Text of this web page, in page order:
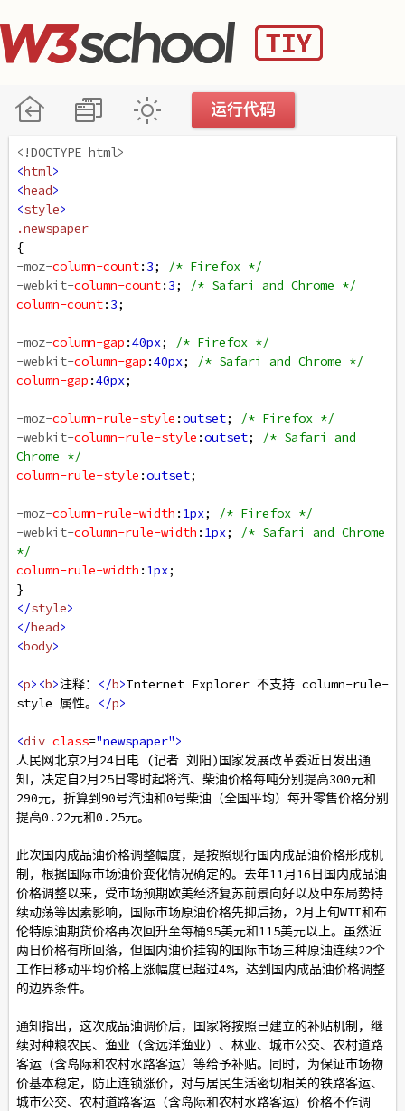
<!DOCTYPE html>
<html>
<head>
<style>
.newspaper
{
-moz-column-count: 3;
/* Firefox */
-webkit-column-count: 3;
/* Safari and Chrome */
column-count: 3;
-moz-column-gap :40px;
/* Firefox */
-webkit-column-gap :40px;
/* Safari and Chrome */
column-gap :40px;
-moz-column-rule-style :outset;
/* Firefox */
-webkit-column-rule-style :outset;
/* Safari and
Chrome */
column-rule-style :outset;
-moz-column-rule-width : 1px;
/* Firefox */
-webkit-column-rule-width : 1px;
/* Safari and Chrome
*/
column-rule-width : 1px;
}
</style>
</head>
<body>
<p><b>注释： </b>Internet Explorer 不支持 column-rule-
style 属性。
</p>
<div class="newspaper">
人民网北京2月24日电 (记者 刘阳)国家发展改革委近日发出通
知，决定自2月25日零时起将汽、柴油价格每吨分别提高300元和
290元，折算到90号汽油和0号柴油（全国平均）每升零售价格分别
提高0.22元和0.25元。
此次国内成品油价格调整幅度，是按照现行国内成品油价格形成机
制，根据国际市场油价变化情况确定的。去年11月16日国内成品油
价格调整以来，受市场预期欧美经济复苏前景向好以及中东局势持
续动荡等因素影响，国际市场原油价格先抑后扬，2月上旬WTI和布
伦特原油期货价格再次回升至每桶95美元和115美元以上。虽然近
两日价格有所回落，但国内油价挂钩的国际市场三种原油连续22个
工作日移动平均价格上涨幅度已超过4%，达到国内成品油价格调整
的边界条件。
通知指出，这次成品油调价后，国家将按照已建立的补贴机制，继
续对种粮农民、渔业（含远洋渔业）、林业、城市公交、农村道路
客运（含岛际和农村水路客运）等给予补贴。同时，为保证市场物
价基本稳定，防止连锁涨价，对与居民生活密切相关的铁路客运、
城市公交、农村道路客运（含岛际和农村水路客运）价格不作调